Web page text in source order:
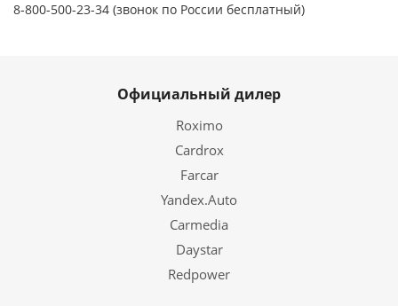
8-800-500-23-34 (звонок по России бесплатный)
Официальный дилер
Roximo
Cardrox
Farcar
Yandex.Auto
Carmedia
Daystar
Redpower